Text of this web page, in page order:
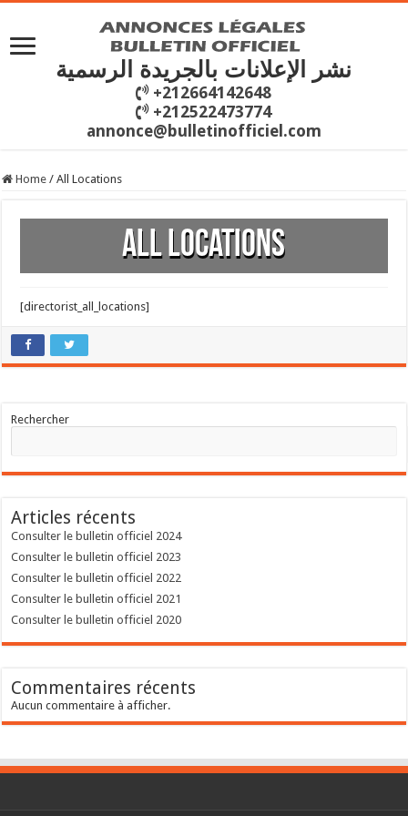
نشر الإعلانات بالجريدة الرسمية
+212664142648
+212522473774
annonce@bulletinofficiel.com
Home / All Locations
All Locations
[directorist_all_locations]
Rechercher
Articles récents
Consulter le bulletin officiel 2024
Consulter le bulletin officiel 2023
Consulter le bulletin officiel 2022
Consulter le bulletin officiel 2021
Consulter le bulletin officiel 2020
Commentaires récents
Aucun commentaire à afficher.